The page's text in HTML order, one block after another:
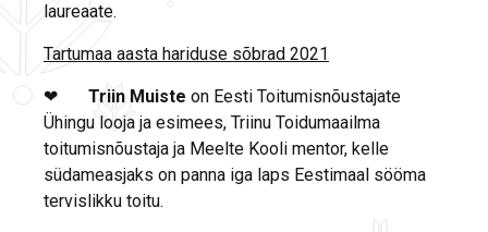
laureaate.
Tartumaa aasta hariduse sõbrad 2021
❤ Triin Muiste on Eesti Toitumisnõustajate
Ühingu looja ja esimees, Triinu Toidumaailma
toitumisnõustaja ja Meelte Kooli mentor, kelle
südameasjaks on panna iga laps Eestimaal sööma
tervislikku toitu.